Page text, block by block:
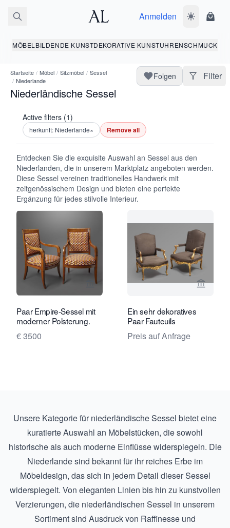
Anmelden
MÖBEL BILDENDE KUNSTDEKORATIVE KUNSTUHRENSCHMUCK
Startseite / Möbel / Sitzmöbel / Sessel
/ Niederlande
Niederländische Sessel
Folgen Filter
Active filters (1)
herkunft: Niederlande× Remove all
Entdecken Sie die exquisite Auswahl an Sessel aus den
Niederlanden, die in unserem Marktplatz angeboten werden.
Diese Sessel vereinen traditionelles Handwerk mit
zeitgenössischem Design und bieten eine perfekte
Ergänzung für jedes stilvolle Interieur.
Verkaeuferseite von Daatselaar Fine
Paar Empire-Sessel mit
moderner Polsterung.
€ 3500
Ein sehr dekoratives
Paar Fauteuils
Preis auf Anfrage
Unsere Kategorie für niederländische Sessel bietet eine
kuratierte Auswahl an Möbelstücken, die sowohl
historische als auch moderne Einflüsse widerspiegeln. Die
Niederlande sind bekannt für ihr reiches Erbe im
Möbeldesign, das sich in jedem Detail dieser Sessel
widerspiegelt. Von eleganten Linien bis hin zu kunstvollen
Verzierungen, die niederländischen Sessel in unserem
Sortiment sind Ausdruck von Raffinesse und